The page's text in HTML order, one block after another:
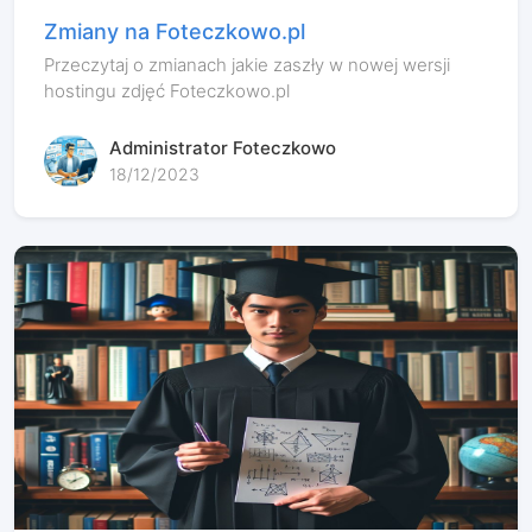
Zmiany na Foteczkowo.pl
Przeczytaj o zmianach jakie zaszły w nowej wersji
hostingu zdjęć Foteczkowo.pl
Administrator Foteczkowo
18/12/2023